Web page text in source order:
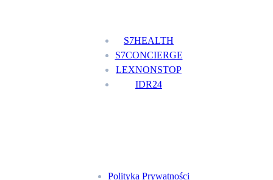
S7HEALTH
S7CONCIERGE
LEXNONSTOP
IDR24
Polityka Prywatności